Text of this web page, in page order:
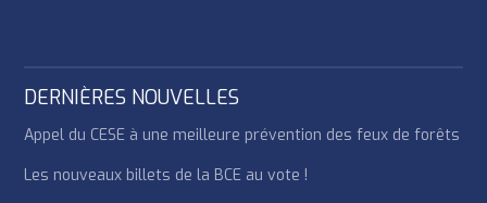
DERNIÈRES NOUVELLES
Appel du CESE à une meilleure prévention des feux de forêts
Les nouveaux billets de la BCE au vote !